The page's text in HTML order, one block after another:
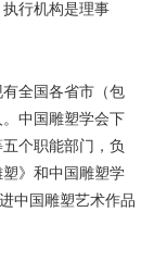
行机构是理事
全国各省市（包
中国雕塑学会下
个职能部门，负
》和中国雕塑学
中国雕塑艺术作品